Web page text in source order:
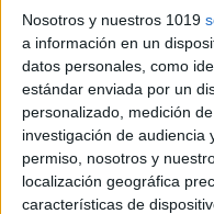
Nosotros y nuestros 1019
a información en un
datos personales, como
estándar enviada por un
personalizado, medición
investigación de audiencia
permiso, nosotros y
localización geográfica
características de
dossier de
desarrollar la
páginas
Publicado el 19